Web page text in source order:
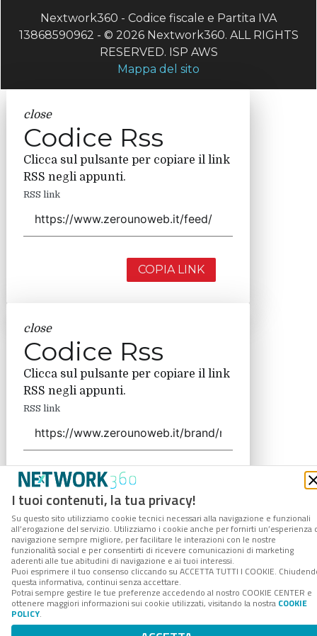
I tuoi contenuti, la tua privacy!
Su questo sito utilizziamo cookie tecnici necessari alla navigazione e funzionali
all’erogazione del servizio. Utilizziamo i cookie anche per fornirti un’esperienza
navigazione sempre migliore, per facilitare le interazioni con le nostre
funzionalità social e per consentirti di ricevere comunicazioni di marketing
aderenti alle tue abitudini di navigazione e ai tuoi interessi.
Puoi esprimere il tuo consenso cliccando su ACCETTA TUTTI I COOKIE.
questa informativa, continui senza accettare.
Potrai sempre gestire le tue preferenze accedendo al nostro COOKIE CENTER e
ottenere maggiori informazioni sui cookie utilizzati, visitando la nostra COOKIE
POLICY.
Nextwork360 - Codice fiscale e Partita IVA
13868590962 - © 2026 Nextwork360. ALL RIGHTS
RESERVED. ISP AWS
Mappa del sito
close
Codice Rss
Clicca sul pulsante per copiare il link
RSS negli appunti.
RSS link
COPIA LINK
close
Codice Rss
Clicca sul pulsante per copiare il link
RSS negli appunti.
RSS link